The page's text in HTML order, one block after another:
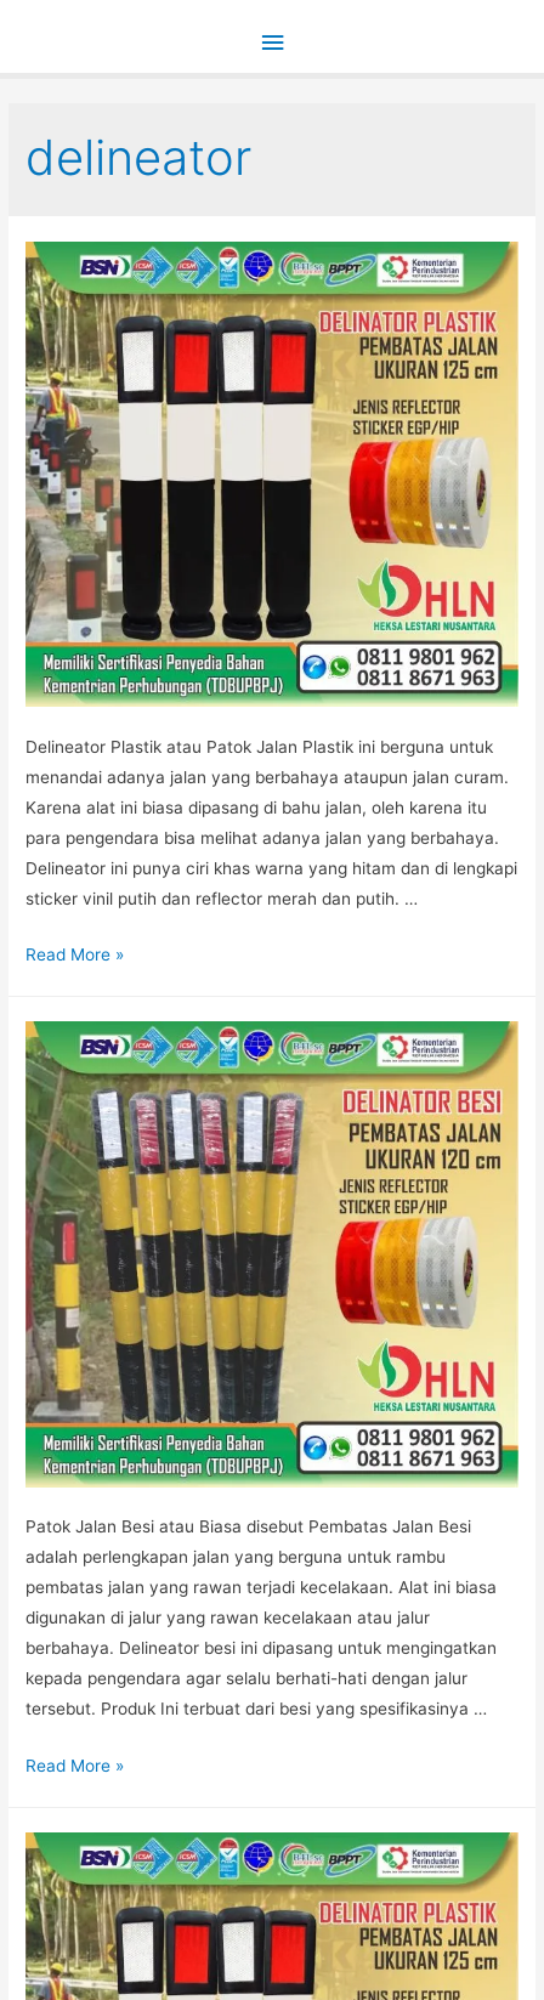
Main
delineator
Delineator Plastik atau Patok Jalan Plastik ini berguna untuk
menandai adanya jalan yang berbahaya ataupun jalan curam.
Karena alat ini biasa dipasang di bahu jalan, oleh karena itu
para pengendara bisa melihat adanya jalan yang berbahaya.
Delineator ini punya ciri khas warna yang hitam dan di lengkapi
sticker vinil putih dan reflector merah dan putih. …
DELINEATOR
Read More »
Patok Jalan Besi atau Biasa disebut Pembatas Jalan Besi
adalah perlengkapan jalan yang berguna untuk rambu
pembatas jalan yang rawan terjadi kecelakaan. Alat ini biasa
digunakan di jalur yang rawan kecelakaan atau jalur
berbahaya. Delineator besi ini dipasang untuk mengingatkan
kepada pengendara agar selalu berhati-hati dengan jalur
tersebut. Produk Ini terbuat dari besi yang spesifikasinya …
DELINEATOR
Read More »